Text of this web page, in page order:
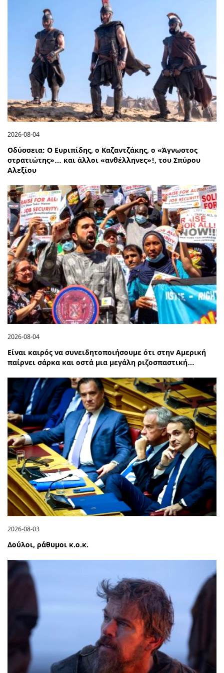
2026-08-04
Οδύσσεια: Ο Ευριπίδης, ο Καζαντζάκης, ο «Άγνωστος
στρατιώτης»… και άλλοι «ανθέλληνες»!, του Σπύρου
Αλεξίου
2026-08-04
Είναι καιρός να συνειδητοποιήσουμε ότι στην Αμερική
παίρνει σάρκα και οστά μια μεγάλη ριζοσπαστική…
2026-08-03
Δούλοι, ράθυμοι κ.ο.κ.